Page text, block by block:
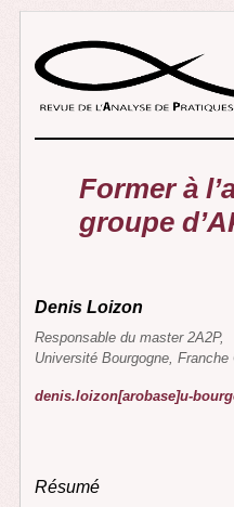
Former à
groupe
Denis Loizon
Responsable du master 2A2P,
Université Bourgogne, Franche
denis.loizon[arobase]u-
Résumé